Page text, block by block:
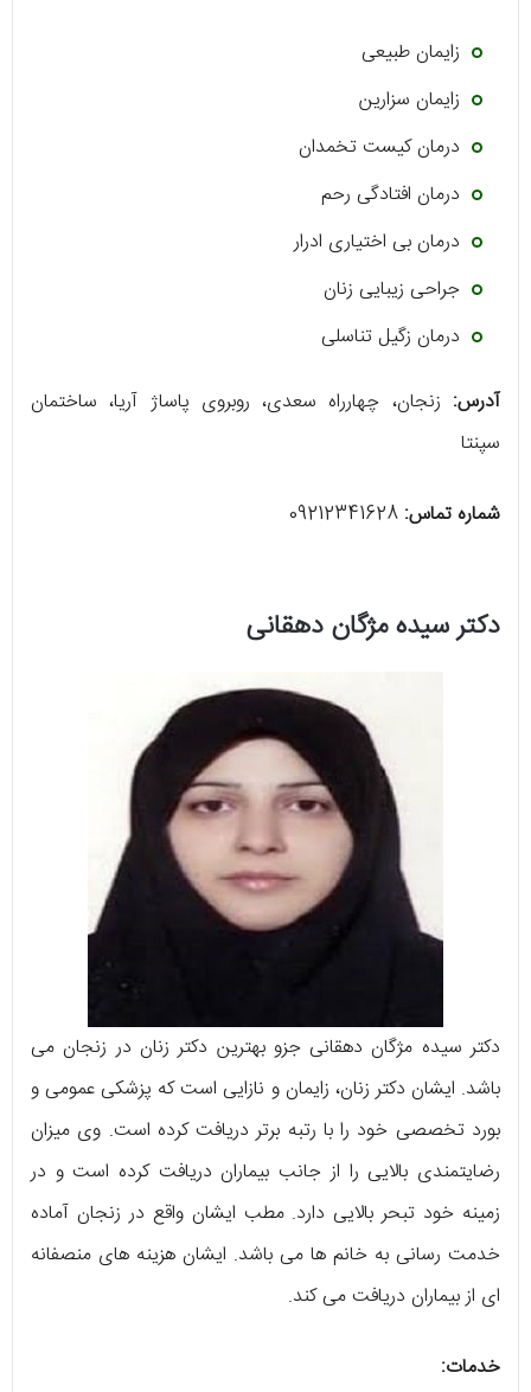
زایمان طبیعی
زایمان سزارین
درمان کیست تخمدان
درمان افتادگی رحم
درمان بی اختیاری ادرار
جراحی زیبایی زنان
درمان زگیل تناسلی
آدرس: زنجان، چهارراه سعدی، روبروی پاساژ آریا، ساختمان
سپنتا
شماره تماس:
دکتر سیده مژگان دهقانی
دکتر سیده مژگان دهقانی جزو بهترین دکتر زنان در زنجان می
باشد. ایشان دکتر زنان، زایمان و نازایی است که پزشکی عمومی و
بورد تخصصی خود را با رتبه برتر دریافت کرده است. وی میزان
رضایتمندی بالایی را از جانب بیماران دریافت کرده است و در
زمینه خود تبحر بالایی دارد. مطب ایشان واقع در زنجان آماده
خدمت رسانی به خانم ها می باشد. ایشان هزینه های منصفانه
ای از بیماران دریافت می کند.
خدمات: